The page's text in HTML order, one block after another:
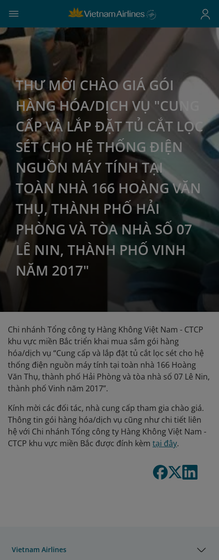
THƯ MỜI CHÀO GIÁ GÓI
HÀNG HÓA/DỊCH VỤ "CUNG
CẤP VÀ LẮP ĐẶT TỦ CẮT LỌC
SÉT CHO HỆ THỐNG ĐIỆN
NGUỒN MÁY TÍNH TẠI
TOÀN NHÀ 166 HOÀNG VĂN
THỤ, THÀNH PHỐ HẢI
PHÒNG VÀ TÒA NHÀ SỐ 07
LÊ NIN, THÀNH PHỐ VINH
NĂM 2017"
Chi nhánh Tổng công ty Hàng Không Việt Nam - CTCP
khu vực miền Bắc triển khai mua sắm gói hàng
hóa/dịch vụ “Cung cấp và lắp đặt tủ cắt lọc sét cho hệ
thống điện nguồn máy tính tại toàn nhà 166 Hoàng
Văn Thụ, thành phố Hải Phòng và tòa nhà số 07 Lê Nin,
thành phố Vinh năm 2017”.
Kính mời các đối tác, nhà cung cấp tham gia chào giá.
Thông tin gói hàng hóa/dịch vụ cũng như chi tiết liên
hệ với Chi nhánh Tổng công ty Hàng Không Việt Nam -
CTCP khu vực miền Bắc được đính kèm tại đây.
Vietnam Airlines